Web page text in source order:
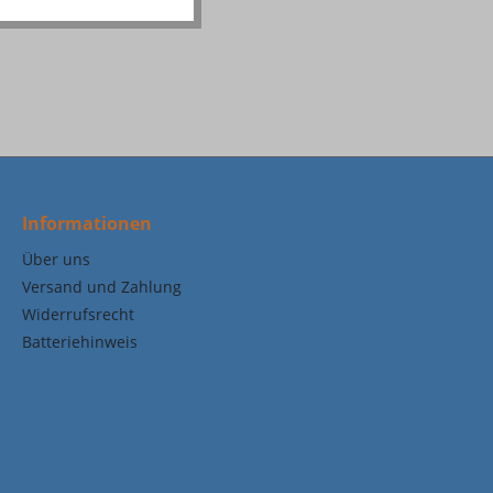
Informationen
Über uns
Versand und Zahlung
Widerrufsrecht
Batteriehinweis